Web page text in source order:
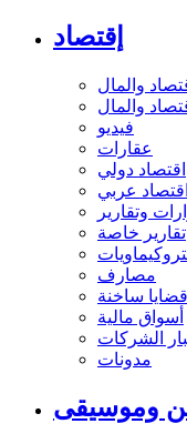
إقتصاد
والمال
والمال
فيديو
عقارات
اقتصاد دولي
اقتصاد عربي
وتقارير
تقارير خاصة
مصارف
قضايا ساخنة
أسواق مالية
الشركات
مدونات
وموسيقى